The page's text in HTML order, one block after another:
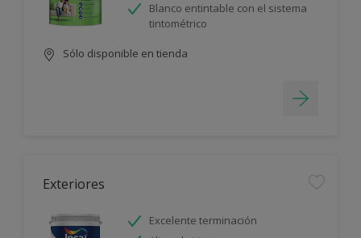
Blanco entintable con el sistema
tintométrico
Sólo disponible en tienda
Exteriores
Excelente terminación